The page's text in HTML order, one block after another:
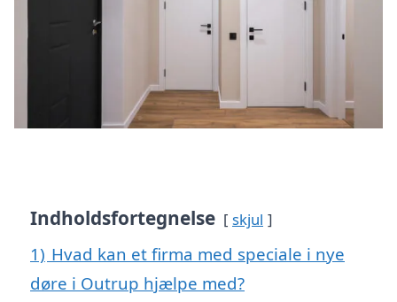
Indholdsfortegnelse skjul
1) Hvad kan et firma med speciale i nye
døre i Outrup hjælpe med?